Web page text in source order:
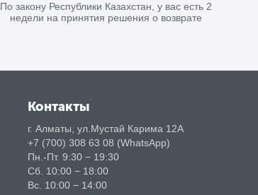
По закону Республики Казахстан, у вас есть 2
недели на принятия решения о возврате
Контакты
г. Алматы, ул.Мустай Карима 12А
+7 (700) 308 63 08 (WhatsApp)
Пн.-Пт. 9:30 − 19:30
Сб. 10:00 − 18:00
Вс. 10:00 − 14:00